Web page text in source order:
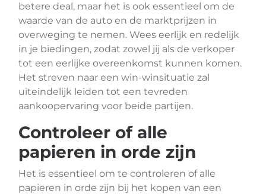
betere deal, maar het is ook essentieel om de
waarde van de auto en de marktprijzen in
overweging te nemen. Wees eerlijk en redelijk
in je biedingen, zodat zowel jij als de verkoper
tot een eerlijke overeenkomst kunnen komen.
Het streven naar een win-winsituatie zal
uiteindelijk leiden tot een tevreden
aankoopervaring voor beide partijen.
Controleer of alle
papieren in orde zijn
Het is essentieel om te controleren of alle
papieren in orde zijn bij het kopen van een